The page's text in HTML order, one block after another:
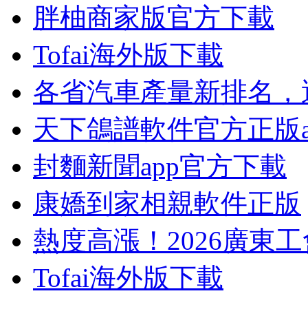
胖柚商家版官方下載
Tofai海外版下載
各省汽車產量新排名
天下鴿譜軟件官方正版
封麵新聞app官方下載
康嬌到家相親軟件正版
熱度高漲！2026廣東
Tofai海外版下載